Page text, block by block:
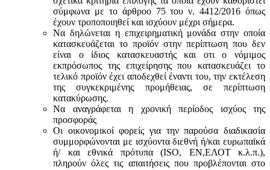
σύμφωνα με τo άρθροo 75 του ν. 4412/2016 όπως
έχουν τροποποιηθεί και ισχύουν μέχρι σήμερα.
Να δηλώνεται η επιχειρηματική μονάδα στην οποία
κατασκευάζεται το προϊόν στην περίπτωση που δεν
είναι ο ίδιος κατασκευαστής και oτι ο νόμιμος
εκπρόσωπος της επιχείρησης που κατασκευάζει το
τελικό προϊόν έχει αποδεχθεί έναντι του, την εκτέλεση
της συγκεκριμένης προμήθειας, σε περίπτωση
κατακύρωσης.
Να αναγράφεται η χρονική περίοδος ισχύος της
προσφοράς
Οι οικονομικοί φορείς για την παρούσα διαδικασία
συμμορφώνονται με ισχύοντα διεθνή ή/και ευρωπαϊκά
ή/ και εθνικά πρότυπα (ISO, ΕΝ,ΕΛΟΤ κ.λ.π.),
πληρούν όλες τις απαιτήσεις που προβλέπονται στο